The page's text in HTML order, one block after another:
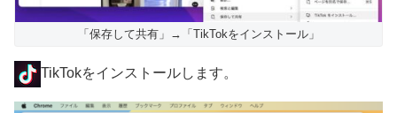
「保存して共有」→「TikTokをインストール」
TikTokをインストールします。